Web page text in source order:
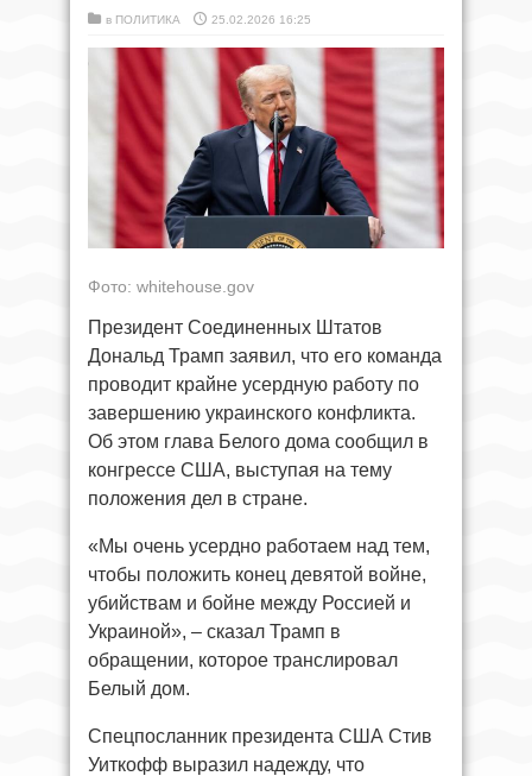
в ПОЛИТИКА 25.02.2026 16:25
Фото: whitehouse.gov
Президент Соединенных Штатов
Дональд Трамп заявил, что его команда
проводит крайне усердную работу по
завершению украинского конфликта.
Об этом глава Белого дома сообщил в
конгрессе США, выступая на тему
положения дел в стране.
«Мы очень усердно работаем над тем,
чтобы положить конец девятой войне,
убийствам и бойне между Россией и
Украиной», – сказал Трамп в
обращении, которое транслировал
Белый дом.
Спецпосланник президента США Стив
Уиткофф выразил надежду, что